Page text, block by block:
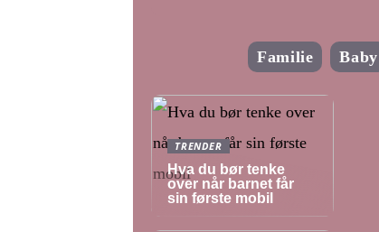
Familie Baby
TRENDER
Hva du bør tenke
over når barnet får
sin første mobil